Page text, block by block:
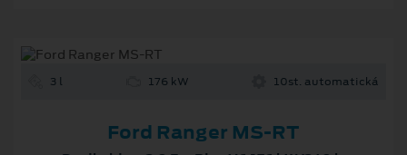
3 l 176 kW 10st. automatická
Ford Ranger MS-RT